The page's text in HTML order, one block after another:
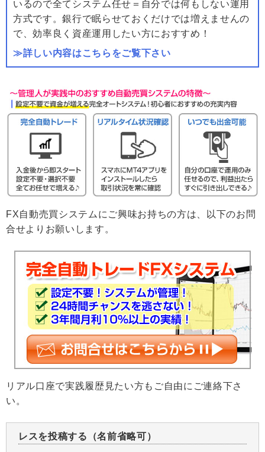
いるので全てシステム任せ＝自分では何もしない運用
方式です。銀行で眠らせておくだけでは増えませんの
で、効率良く資産運用したい方におすすめ！
≫詳しい内容はこちらをご覧下さい
FX自動売買システムにご興味お持ちの方は、以下のお問
合せよりお願いします。
リアル口座で実践履歴見たい方もご自由にご連絡下さ
い。
レスを投稿する（名前省略可）